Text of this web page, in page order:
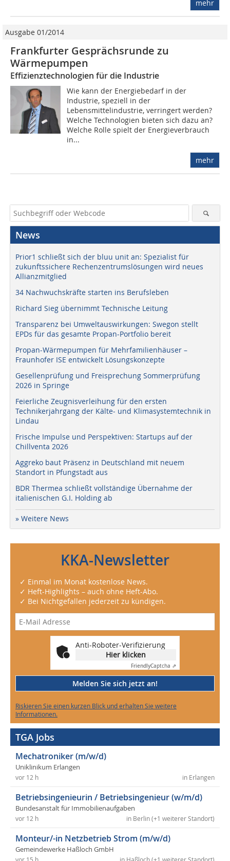
mehr
Ausgabe 01/2014
Frankfurter Gesprächsrunde zu
Wärmepumpen
Effizienztechnologien für die Industrie
Wie kann der Energiebedarf in der
Industrie, speziell in der
Lebensmittelindustrie, verringert werden?
Welche Technologien bieten sich dazu an?
Welche Rolle spielt der Energieverbrauch
in...
mehr
News
Prior1 schließt sich der bluu unit an: Spezialist für
zukunftssichere Rechenzentrumslösungen wird neues
Allianzmitglied
34 Nachwuchskräfte starten ins Berufsleben
Richard Sieg übernimmt Technische Leitung
Transparenz bei Umweltauswirkungen: Swegon stellt
EPDs für das gesamte Propan-Portfolio bereit
Propan-Wärmepumpen für Mehrfamilienhäuser –
Fraunhofer ISE entwickelt Lösungskonzepte
Gesellenprüfung und Freisprechung Sommerprüfung
2026 in Springe
Feierliche Zeugnisverleihung für den ersten
Technikerjahrgang der Kälte- und Klimasystemtechnik in
Lindau
Frische Impulse und Perspektiven: Startups auf der
Chillventa 2026
Aggreko baut Präsenz in Deutschland mit neuem
Standort in Pfungstadt aus
BDR Thermea schließt vollständige Übernahme der
italienischen G.I. Holding ab
» Weitere News
KKA-Newsletter
✓ Einmal im Monat kostenlose News.
✓ Heft-Highlights – auch ohne Heft-Abo.
✓ Bei Nichtgefallen jederzeit zu kündigen.
Anti-Roboter-Verifizierung
Hier klicken
FriendlyCaptcha ⇗
Melden Sie sich jetzt an!
Riskieren Sie einen kurzen Blick und erhalten Sie weitere
Informationen.
TGA Jobs
Mechatroniker (m/w/d)
Uniklinikum Erlangen
in Erlangen
vor 12 h
Betriebsingenieurin / Betriebsingenieur (w/m/d)
Bundesanstalt für Immobilienaufgaben
in Berlin (+1 weiterer Standort)
vor 12 h
Monteur/-in Netzbetrieb Strom (m/w/d)
Gemeindewerke Haßloch GmbH